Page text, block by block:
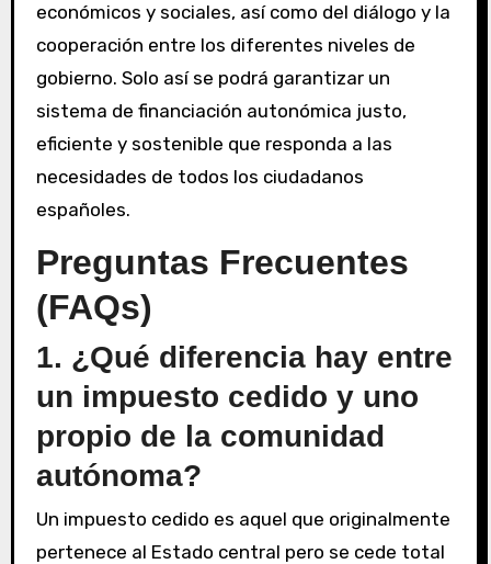
económicos y sociales, así como del diálogo y la
cooperación entre los diferentes niveles de
gobierno. Solo así se podrá garantizar un
sistema de financiación autonómica justo,
eficiente y sostenible que responda a las
necesidades de todos los ciudadanos
españoles.
Preguntas Frecuentes
(FAQs)
1. ¿Qué diferencia hay entre
un impuesto cedido y uno
propio de la comunidad
autónoma?
Un impuesto cedido es aquel que originalmente
pertenece al Estado central pero se cede total